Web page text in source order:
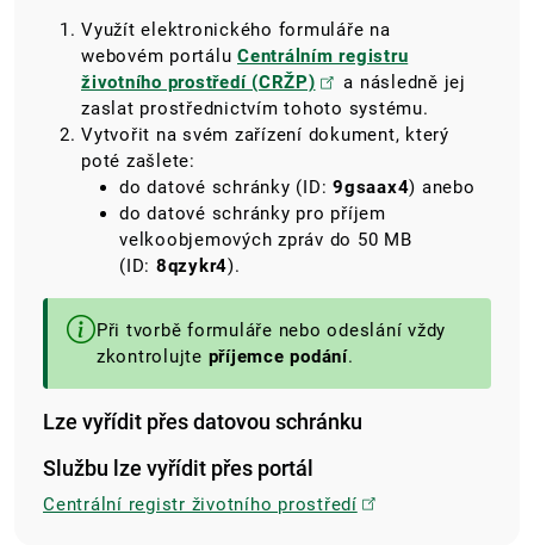
Využít elektronického formuláře na
webovém portálu Centrálním registru
životního prostředí (CRŽP)
a následně jej
zaslat prostřednictvím tohoto systému.
Vytvořit na svém zařízení dokument, který
poté zašlete:
do datové schránky (ID: 9gsaax4) anebo
do datové schránky pro příjem
velkoobjemových zpráv do 50 MB
(ID: 8qzykr4).
Při tvorbě formuláře nebo odeslání vždy
zkontrolujte příjemce podání.
Lze vyřídit přes datovou schránku
Službu lze vyřídit přes portál
Centrální registr životního prostředí